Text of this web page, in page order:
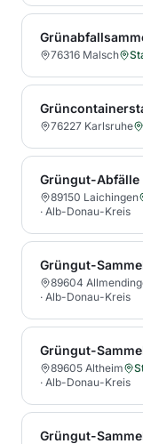
76316 Malsch
76227 Karlsruhe
Grüngut-Abfälle
89150 Laichingen
· Alb-Donau-Kreis
Grüngut-
89604
· Alb-Donau-Kreis
Grüngut-
89605 Altheim
· Alb-Donau-Kreis
Grüngut-